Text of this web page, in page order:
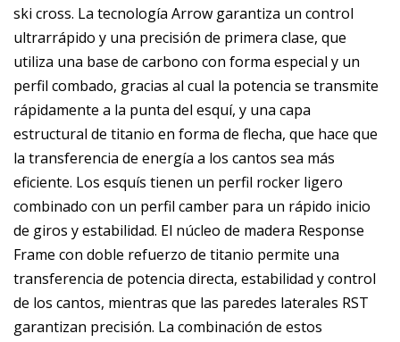
ski cross. La tecnología Arrow garantiza un control
ultrarrápido y una precisión de primera clase, que
utiliza una base de carbono con forma especial y un
perfil combado, gracias al cual la potencia se transmite
rápidamente a la punta del esquí, y una capa
estructural de titanio en forma de flecha, que hace que
la transferencia de energía a los cantos sea más
eficiente. Los esquís tienen un perfil rocker ligero
combinado con un perfil camber para un rápido inicio
de giros y estabilidad. El núcleo de madera Response
Frame con doble refuerzo de titanio permite una
transferencia de potencia directa, estabilidad y control
de los cantos, mientras que las paredes laterales RST
garantizan precisión. La combinación de estos